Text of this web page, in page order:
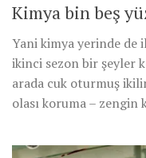
Kimya bin beş
Yani kimya yerinde de
ikinci sezon bir şeyler
arada cuk oturmuş
olası koruma – zengin